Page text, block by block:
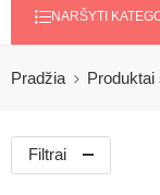
NARŠYTI
Pradžia Produktai
Filtrai